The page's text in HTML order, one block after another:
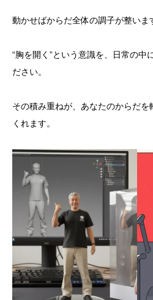
動かせばからだ全体の調子が整いま
“胸を開く”という意識を、日常の中
ださい。
その積み重ねが、あなたのからだ
くれます。